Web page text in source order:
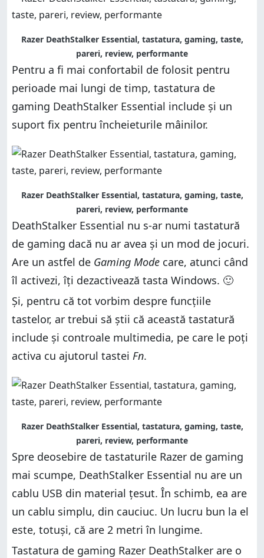
Razer DeathStalker Essential, tastatura, gaming, taste,
pareri, review, performante
Pentru a fi mai confortabil de folosit pentru
perioade mai lungi de timp, tastatura de
gaming DeathStalker Essential include și un
suport fix pentru încheieturile mâinilor.
Razer DeathStalker Essential, tastatura, gaming, taste,
pareri, review, performante
DeathStalker Essential nu s-ar numi tastatură
de gaming dacă nu ar avea și un mod de jocuri.
Are un astfel de Gaming Mode care, atunci când
îl activezi, îți dezactivează tasta Windows. 🙂
Și, pentru că tot vorbim despre funcțiile
tastelor, ar trebui să știi că această tastatură
include și controale multimedia, pe care le poți
activa cu ajutorul tastei Fn.
Razer DeathStalker Essential, tastatura, gaming, taste,
pareri, review, performante
Spre deosebire de tastaturile Razer de gaming
mai scumpe, DeathStalker Essential nu are un
cablu USB din material țesut. În schimb, ea are
un cablu simplu, din cauciuc. Un lucru bun la el
este, totuși, că are 2 metri în lungime.
Tastatura de gaming Razer DeathStalker are o